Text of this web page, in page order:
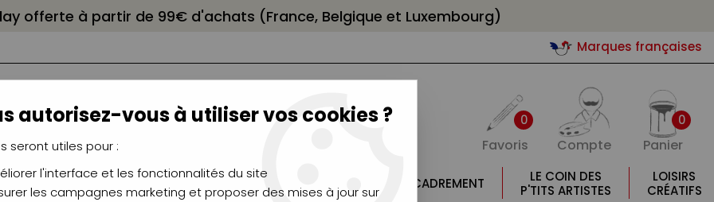
offerte à partir de 99€ d'achats (France, Belgique et Luxembourg)
Marques françaises
0
Favoris Compte
0
Panier
CHÂSSIS
CHEVALETS
AÉROGRAPHIE
MODÉLISME
MOULAGE
ENCADREMENT
LE COIN DES
P'TITS ARTISTES
LOISIRS
CRÉATIFS
autorisez-vous à utiliser vos cookies ?
seront utiles pour :
l'interface et les fonctionnalités du site
les campagnes marketing et proposer des mises à jour sur